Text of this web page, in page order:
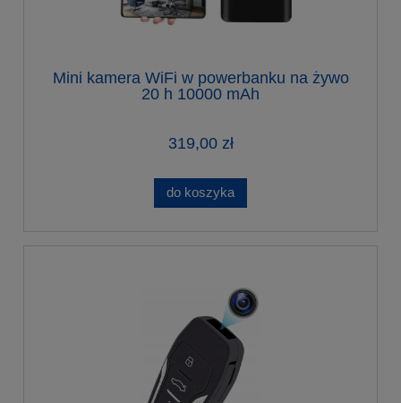
Mini kamera WiFi w powerbanku na żywo
20 h 10000 mAh
319,00 zł
do koszyka